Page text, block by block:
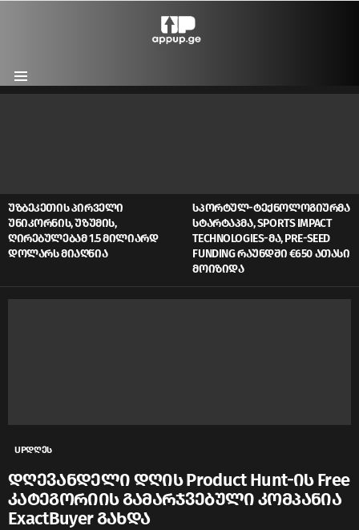
Menu
ᲣᲖᲑᲔᲙᲔᲗᲘᲡ ᲞᲘᲠᲕᲔᲚᲘ
ᲣᲜᲘᲙᲝᲠᲜᲘᲡ, ᲣᲖᲣᲛᲘᲡ,
ᲦᲘᲠᲔᲑᲣᲚᲔᲑᲐᲛ 1.5 ᲛᲘᲚᲘᲐᲠᲓ
ᲓᲝᲚᲐᲠᲡ ᲛᲘᲐᲦᲬᲘᲐ
ᲡᲞᲝᲠᲢᲣᲚ-ᲢᲔᲥᲜᲝᲚᲝᲒᲘᲣᲠᲛᲐ
ᲡᲢᲐᲠᲢᲐᲞᲛᲐ, SPORTS IMPACT
TECHNOLOGIES-ᲛᲐ, PRE-SEED
FUNDING ᲠᲐᲣᲜᲓᲨᲘ €650 ᲐᲗᲐᲡᲘ
ᲛᲝᲘᲖᲘᲓᲐ
UPდღეს
დღევანდელი დღის Product Hunt-ის Free
კატეგორიის გამარჯვებული კომპანია
ExactBuyer გახდა